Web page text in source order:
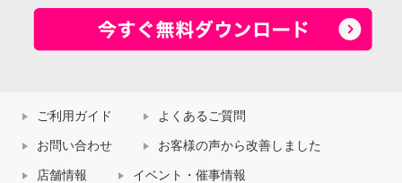
ご利用ガイド よくあるご質問
お問い合わせ お客様の声から改善しました
店舗情報 イベント・催事情報